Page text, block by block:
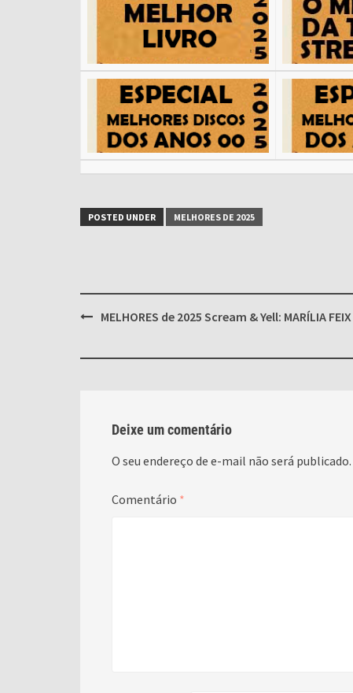
POSTED UNDER MELHORES DE 2025
PostMELHORES de 2025 Scream & Yell: MARÍLIA FEIX
Deixe um comentário
O seu endereço de e-mail não será publicado.
Comentário *